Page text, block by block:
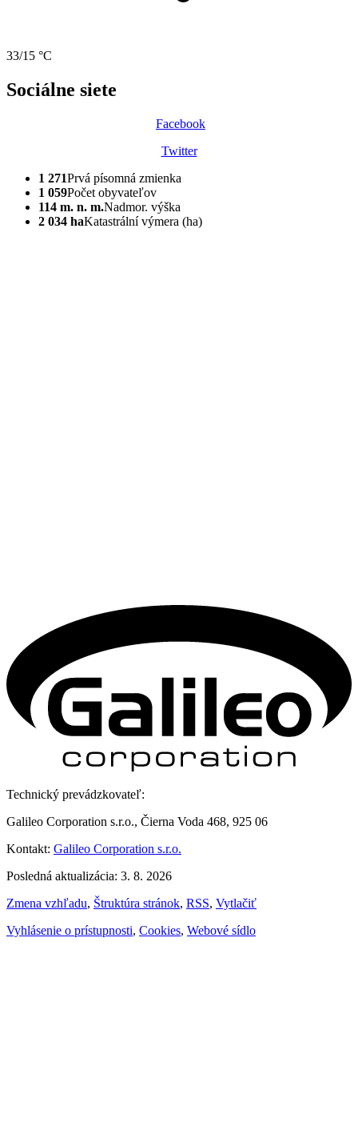
33/15 °C
Sociálne siete
Facebook
Twitter
1 271Prvá písomná zmienka
1 059Počet obyvateľov
114 m. n. m.Nadmor. výška
2 034 haKatastrální výmera (ha)
Technický prevádzkovateľ:
Galileo Corporation s.r.o., Čierna Voda 468, 925 06
Kontakt: Galileo Corporation s.r.o.
Posledná aktualizácia: 3. 8. 2026
Zmena vzhľadu, Štruktúra stránok, RSS, Vytlačiť
Vyhlásenie o prístupnosti, Cookies, Webové sídlo